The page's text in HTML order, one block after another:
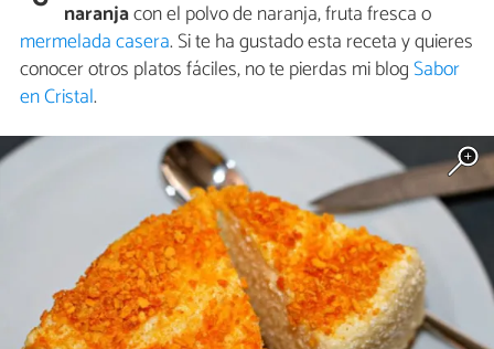
naranjacon el polvo de naranja, fruta fresca o
mermelada casera. Si te ha gustado esta receta y quieres
conocer otros platos fáciles, no te pierdas mi blogSabor
en Cristal.